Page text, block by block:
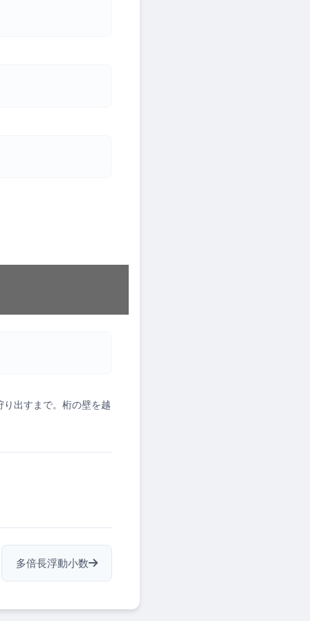
出すまで。桁の壁を越
多倍長浮動小数